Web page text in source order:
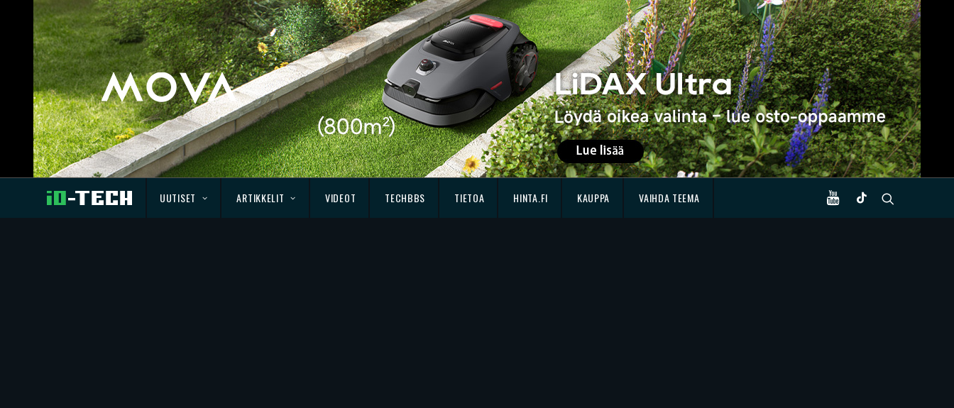
UUTISET ARTIKKELIT VIDEOT TECHBBS TIETOA HINTA.FI KAUPPA VAIHDA TEEMA